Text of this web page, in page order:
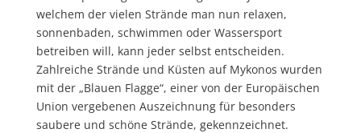
welchem der vielen Strände man nun relaxen,
sonnenbaden, schwimmen oder Wassersport
betreiben will, kann jeder selbst entscheiden.
Zahlreiche Strände und Küsten auf Mykonos wurden
mit der „Blauen Flagge“, einer von der Europäischen
Union vergebenen Auszeichnung für besonders
saubere und schöne Strände, gekennzeichnet.